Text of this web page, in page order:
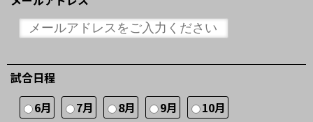
試合日程
6月
7月 8月 9月 10月